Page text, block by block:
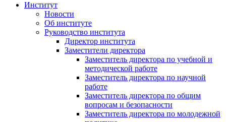
Институт
Новости
Об институте
Руководство института
Директор института
Заместители директора
Заместитель директора по учебной и
методической работе
Заместитель директора по научной
работе
Заместитель директора по общим
вопросам и безопасности
Заместитель директора по молодежной